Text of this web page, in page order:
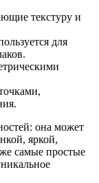
текстуру и
для
она может
яркой,
самые простые